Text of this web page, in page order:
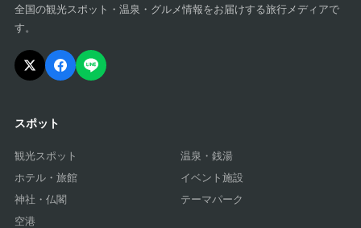
全国の観光スポット・温泉・グルメ情報をお届けする旅行メディアで
す。
スポット
観光スポット
温泉・銭湯
ホテル・旅館
イベント施設
神社・仏閣
テーマパーク
空港